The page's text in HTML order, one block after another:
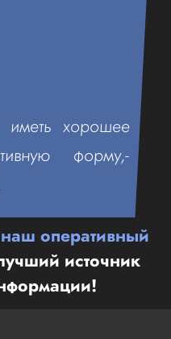
хорошее
форму,-
наш оперативный
источник